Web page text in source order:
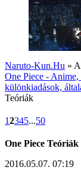
Naruto-Kun.Hu »
One Piece -
különkiadások,
Teóriák
12345...50
One Piece Teóriák
2016.05.07. 07:19